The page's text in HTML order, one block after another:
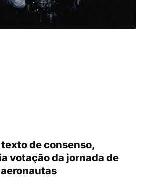
texto de consenso,
votação da jornada de